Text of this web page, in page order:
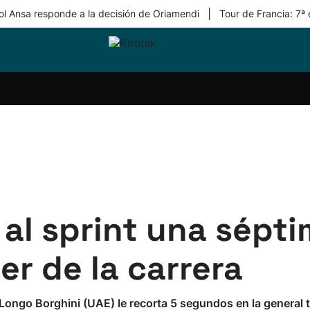
Ansa responde a la decisión de Oriamendi Tour de Francia: 7ª
Equipos
al sprint una
de la carrera
Borghini (UAE) le recorta 5 segundos en la